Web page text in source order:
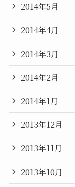
2014年5月
2014年4月
2014年3月
2014年2月
2014年1月
2013年12月
2013年11月
2013年10月